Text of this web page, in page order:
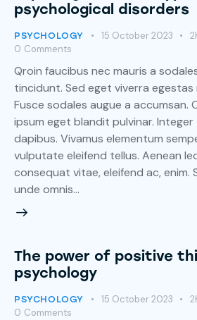
psychological disorders
PSYCHOLOGY 15 October 2023
0 Comments
Qroin faucibus nec mauris a
tincidunt. Sed eget viverra egestas
Fusce sodales augue a accumsan.
ipsum eget blandit pulvinar.
dapibus. Vivamus elementum
vulputate eleifend tellus. Aenean
consequat vitae, eleifend ac, enim.
unde omnis…
The power of positive
psychology
PSYCHOLOGY 15 October 2023
0 Comments